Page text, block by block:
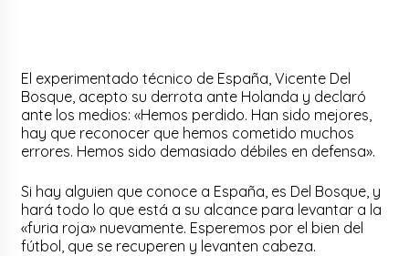
El experimentado técnico de España, Vicente Del
Bosque, acepto su derrota ante Holanda y declaró
ante los medios: «Hemos perdido. Han sido mejores,
hay que reconocer que hemos cometido muchos
errores. Hemos sido demasiado débiles en defensa».
Si hay alguien que conoce a España, es Del Bosque, y
hará todo lo que está a su alcance para levantar a la
«furia roja» nuevamente. Esperemos por el bien del
fútbol, que se recuperen y levanten cabeza.